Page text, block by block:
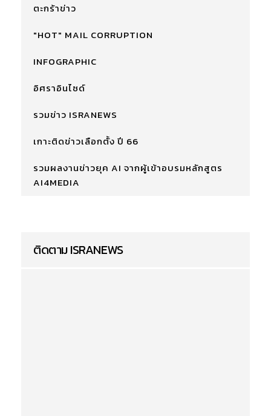
ตะกร้าข่าว
"HOT" MAIL CORRUPTION
INFOGRAPHIC
อิศราอินไซด์
รวมข่าว ISRANEWS
เกาะติดข่าวเลือกตั้ง ปี 66
รวมผลงานข่าวยุค AI จากผู้เข้าอบรมหลักสูตร
AI4MEDIA
ติดตาม ISRANEWS